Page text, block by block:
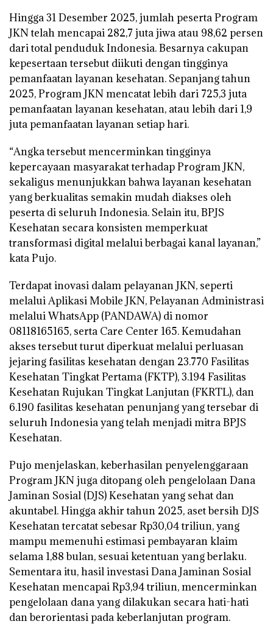
Hingga 31 Desember 2025, jumlah peserta Program
JKN telah mencapai 282,7 juta jiwa atau 98,62 persen
dari total penduduk Indonesia. Besarnya cakupan
kepesertaan tersebut diikuti dengan tingginya
pemanfaatan layanan kesehatan. Sepanjang tahun
2025, Program JKN mencatat lebih dari 725,3 juta
pemanfaatan layanan kesehatan, atau lebih dari 1,9
juta pemanfaatan layanan setiap hari.
“Angka tersebut mencerminkan tingginya
kepercayaan masyarakat terhadap Program JKN,
sekaligus menunjukkan bahwa layanan kesehatan
yang berkualitas semakin mudah diakses oleh
peserta di seluruh Indonesia. Selain itu, BPJS
Kesehatan secara konsisten memperkuat
transformasi digital melalui berbagai kanal layanan,”
kata Pujo.
Terdapat inovasi dalam pelayanan JKN, seperti
melalui Aplikasi Mobile JKN, Pelayanan Administrasi
melalui WhatsApp (PANDAWA) di nomor
08118165165, serta Care Center 165. Kemudahan
akses tersebut turut diperkuat melalui perluasan
jejaring fasilitas kesehatan dengan 23.770 Fasilitas
Kesehatan Tingkat Pertama (FKTP), 3.194 Fasilitas
Kesehatan Rujukan Tingkat Lanjutan (FKRTL), dan
6.190 fasilitas kesehatan penunjang yang tersebar di
seluruh Indonesia yang telah menjadi mitra BPJS
Kesehatan.
Pujo menjelaskan, keberhasilan penyelenggaraan
Program JKN juga ditopang oleh pengelolaan Dana
Jaminan Sosial (DJS) Kesehatan yang sehat dan
akuntabel. Hingga akhir tahun 2025, aset bersih DJS
Kesehatan tercatat sebesar Rp30,04 triliun, yang
mampu memenuhi estimasi pembayaran klaim
selama 1,88 bulan, sesuai ketentuan yang berlaku.
Sementara itu, hasil investasi Dana Jaminan Sosial
Kesehatan mencapai Rp3,94 triliun, mencerminkan
pengelolaan dana yang dilakukan secara hati-hati
dan berorientasi pada keberlanjutan program.